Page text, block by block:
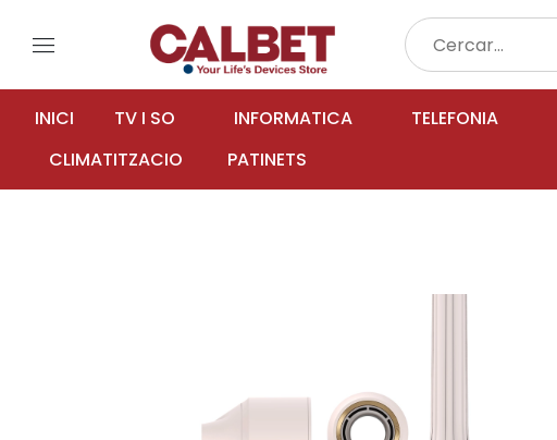
menu
INICI TV I SO INFORMATICA TELEFONIA
CLIMATITZACIO
PATINETS